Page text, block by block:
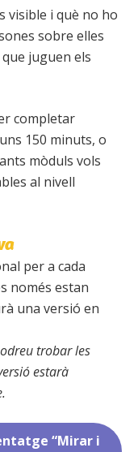
visible i què no ho
sobre elles
juguen els
completar
150 minuts, o
mòduls vols
al nivell
per a cada
només estan
una versió en
trobar les
estarà
“Mirar i